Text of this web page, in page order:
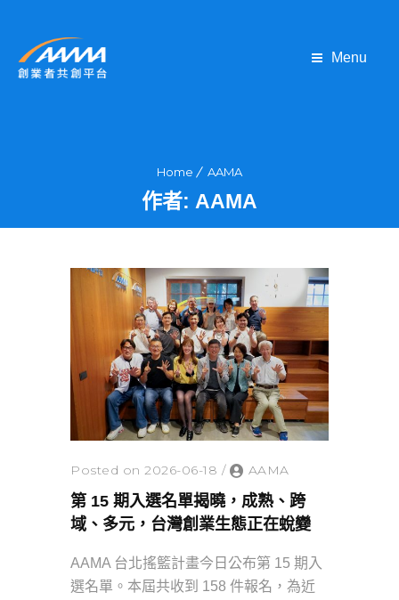
Menu
Home AAMA
作者: AAMA
Posted on 2026-06-18 / AAMA
第 15 期入選名單揭曉，成熟、跨
域、多元，台灣創業生態正在蛻變
AAMA 台北搖籃計畫今日公布第 15 期入
選名單。本屆共收到 158 件報名，為近